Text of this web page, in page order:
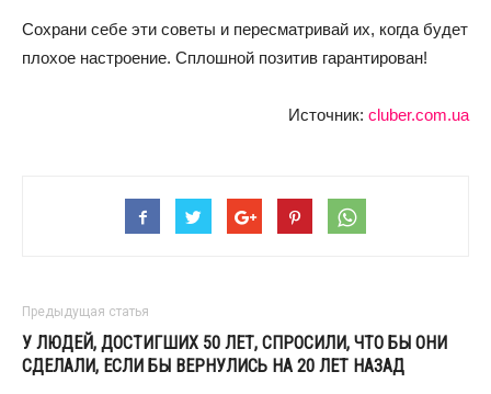
Сохрани себе эти советы и пересматривай их, когда будет
плохое настроение. Сплошной позитив гарантирован!
Источник: cluber.com.ua
Предыдущая статья
У ЛЮДЕЙ, ДОСТИГШИХ 50 ЛЕТ, СПРОСИЛИ, ЧТО БЫ ОНИ
СДЕЛАЛИ, ЕСЛИ БЫ ВЕРНУЛИСЬ НА 20 ЛЕТ НАЗАД